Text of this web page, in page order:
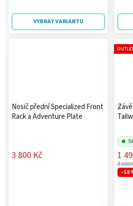
VYBRAT VARIANTU
Nosič přední Specialized Front
Rack a Adventure Plate
3 800 Kč
3 600
1
–58